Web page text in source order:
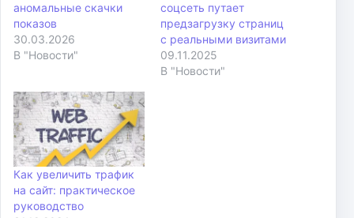
аномальные скачки
показов
30.03.2026
В "Новости"
соцсеть путает
предзагрузку страниц
с реальными визитами
09.11.2025
В "Новости"
Как увеличить трафик
на сайт: практическое
руководство